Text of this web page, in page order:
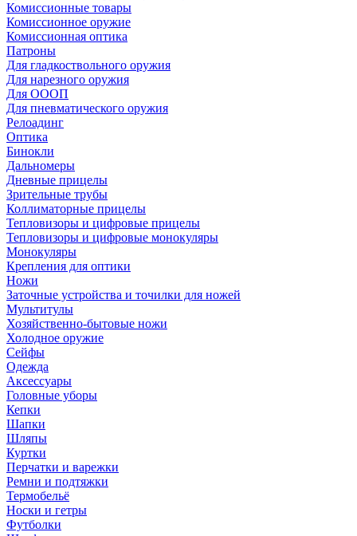
Комиссионные товары
Комиссионное оружие
Комиссионная оптика
Патроны
Для гладкоствольного оружия
Для нарезного оружия
Для ОООП
Для пневматического оружия
Релоадинг
Оптика
Бинокли
Дальномеры
Дневные прицелы
Зрительные трубы
Коллиматорные прицелы
Тепловизоры и цифровые прицелы
Тепловизоры и цифровые монокуляры
Монокуляры
Крепления для оптики
Ножи
Заточные устройства и точилки для ножей
Мультитулы
Хозяйственно-бытовые ножи
Холодное оружие
Сейфы
Одежда
Аксессуары
Головные уборы
Кепки
Шапки
Шляпы
Куртки
Перчатки и варежки
Ремни и подтяжки
Термобельё
Носки и гетры
Футболки